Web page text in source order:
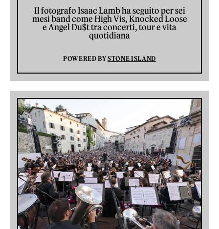
Il fotografo Isaac Lamb ha seguito per sei
mesi band come High Vis, Knocked Loose
e Angel Du$t tra concerti, tour e vita
quotidiana
POWERED BYSTONE ISLAND